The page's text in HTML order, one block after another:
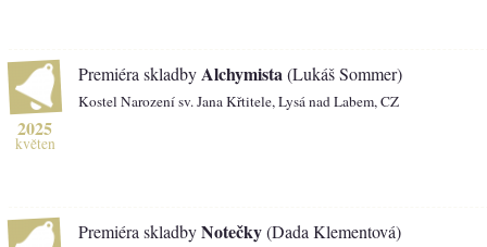
2025
květen
Premiéra skladby Alchymista (Lukáš Sommer)
Kostel Narození sv. Jana Křtitele, Lysá nad Labem, CZ
Premiéra skladbyNotečky(Dada Klementová)